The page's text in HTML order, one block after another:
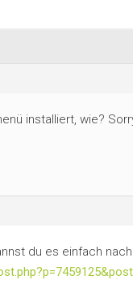
installiert, wie?
du es einfach